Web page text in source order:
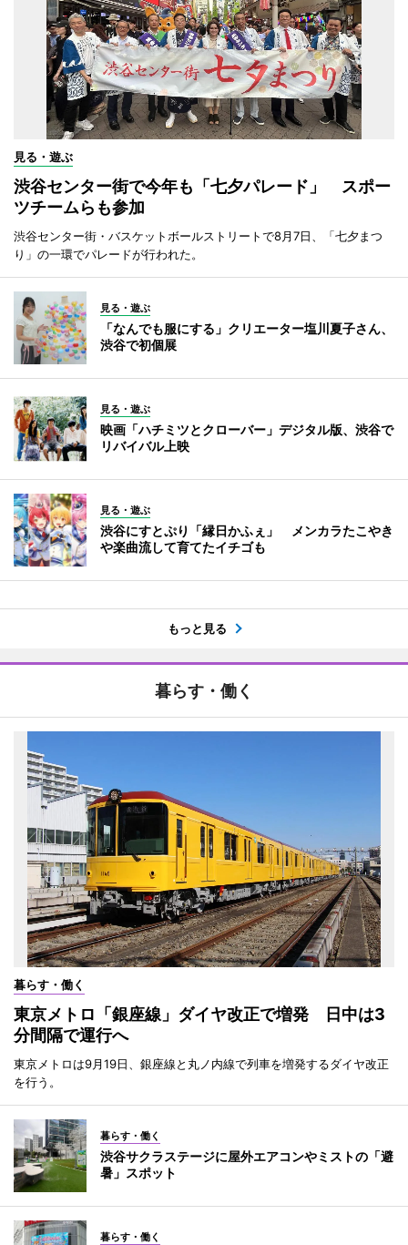
見る・遊ぶ
渋谷センター街で今年も「七夕パレード」 スポー
ツチームらも参加
渋谷センター街・バスケットボールストリートで8月7日、「七夕まつ
り」の一環でパレードが行われた。
見る・遊ぶ
「なんでも服にする」クリエーター塩川夏子さん、
渋谷で初個展
見る・遊ぶ
映画「ハチミツとクローバー」デジタル版、渋谷で
リバイバル上映
見る・遊ぶ
渋谷にすとぷり「縁日かふぇ」 メンカラたこやき
や楽曲流して育てたイチゴも
もっと見る
暮らす・働く
暮らす・働く
東京メトロ「銀座線」ダイヤ改正で増発 日中は3
分間隔で運行へ
東京メトロは9月19日、銀座線と丸ノ内線で列車を増発するダイヤ改正
を行う。
暮らす・働く
渋谷サクラステージに屋外エアコンやミストの「避
暑」スポット
暮らす・働く